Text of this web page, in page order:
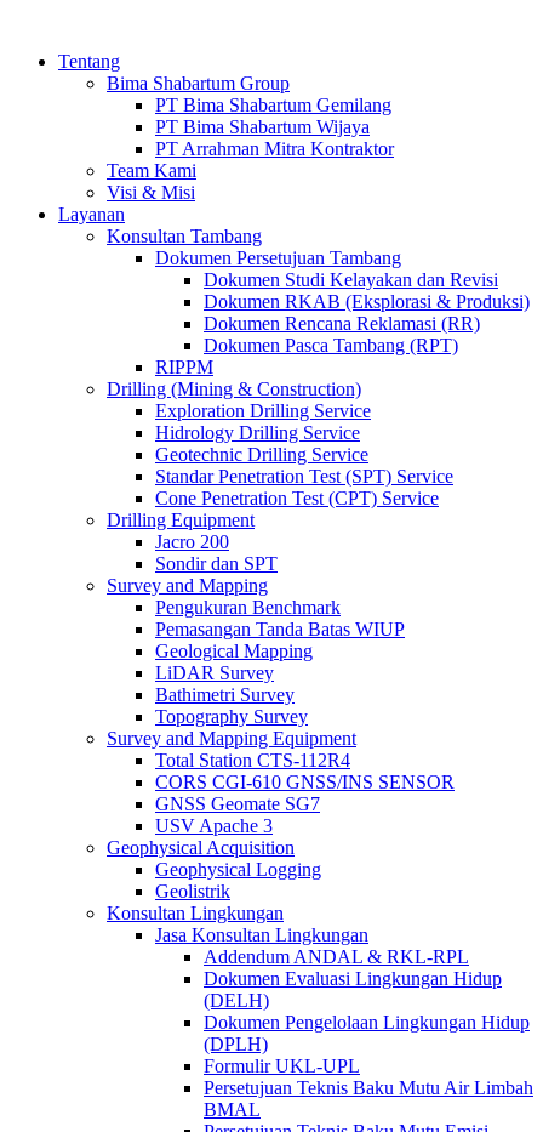
Tentang
Bima Shabartum Group
PT Bima Shabartum Gemilang
PT Bima Shabartum Wijaya
PT Arrahman Mitra Kontraktor
Team Kami
Visi & Misi
Layanan
Konsultan Tambang
Dokumen Persetujuan Tambang
Dokumen Studi Kelayakan dan Revisi
Dokumen RKAB (Eksplorasi & Produksi)
Dokumen Rencana Reklamasi (RR)
Dokumen Pasca Tambang (RPT)
RIPPM
Drilling (Mining & Construction)
Exploration Drilling Service
Hidrology Drilling Service
Geotechnic Drilling Service
Standar Penetration Test (SPT) Service
Cone Penetration Test (CPT) Service
Drilling Equipment
Jacro 200
Sondir dan SPT
Survey and Mapping
Pengukuran Benchmark
Pemasangan Tanda Batas WIUP
Geological Mapping
LiDAR Survey
Bathimetri Survey
Topography Survey
Survey and Mapping Equipment
Total Station CTS-112R4
CORS CGI-610 GNSS/INS SENSOR
GNSS Geomate SG7
USV Apache 3
Geophysical Acquisition
Geophysical Logging
Geolistrik
Konsultan Lingkungan
Jasa Konsultan Lingkungan
Addendum ANDAL & RKL-RPL
Dokumen Evaluasi Lingkungan Hidup
(DELH)
Dokumen Pengelolaan Lingkungan Hidup
(DPLH)
Formulir UKL-UPL
Persetujuan Teknis Baku Mutu Air Limbah
BMAL